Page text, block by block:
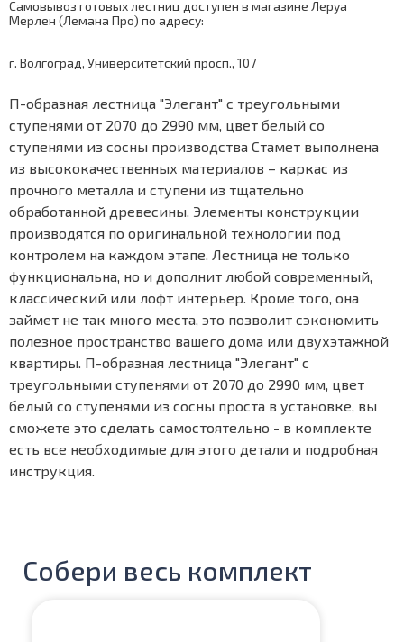
Самовывоз готовых лестниц доступен в магазине Леруа
Мерлен (Лемана Про) по адресу:
г. Волгоград, Университетский просп., 107
П-образная лестница "Элегант" с треугольными
ступенями от 2070 до 2990 мм, цвет белый со
ступенями из сосны производства Стамет выполнена
из высококачественных материалов – каркас из
прочного металла и ступени из тщательно
обработанной древесины. Элементы конструкции
производятся по оригинальной технологии под
контролем на каждом этапе. Лестница не только
функциональна, но и дополнит любой современный,
классический или лофт интерьер. Кроме того, она
займет не так много места, это позволит сэкономить
полезное пространство вашего дома или двухэтажной
квартиры. П-образная лестница "Элегант" с
треугольными ступенями от 2070 до 2990 мм, цвет
белый со ступенями из сосны проста в установке, вы
сможете это сделать самостоятельно - в комплекте
есть все необходимые для этого детали и подробная
инструкция.
Собери весь комплект